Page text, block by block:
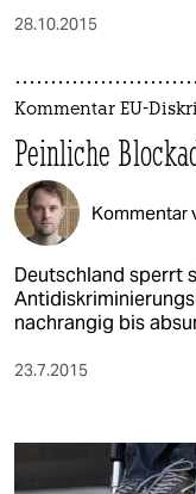
28.10.2015
Kommentar EU-
Peinliche
Kommentar
Deutschland sperrt
nachrangig bis
23.7.2015